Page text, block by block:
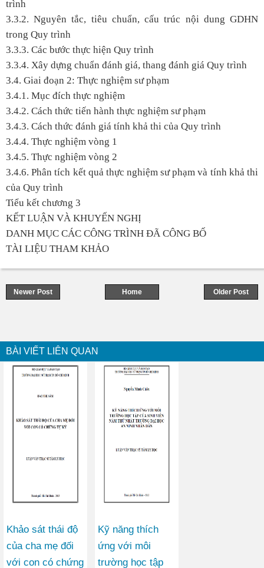
trình
3.3.2. Nguyên tắc, tiêu chuẩn, cấu trúc nội dung GDHN
trong Quy trình
3.3.3. Các bước thực hiện Quy trình
3.3.4. Xây dựng chuẩn đánh giá, thang đánh giá Quy trình
3.4. Giai đoạn 2: Thực nghiệm sư phạm
3.4.1. Mục đích thực nghiệm
3.4.2. Cách thức tiến hành thực nghiệm sư phạm
3.4.3. Cách thức đánh giá tính khả thi của Quy trình
3.4.4. Thực nghiệm vòng 1
3.4.5. Thực nghiệm vòng 2
3.4.6. Phân tích kết quả thực nghiệm sư phạm và tính khả thi
của Quy trình
Tiểu kết chương 3
KẾT LUẬN VÀ KHUYẾN NGHỊ
DANH MỤC CÁC CÔNG TRÌNH ĐÃ CÔNG BỐ
TÀI LIỆU THAM KHẢO
Newer Post Older Post
Home
BÀI VIẾT LIÊN QUAN
Khảo sát thái độ
của cha mẹ đối
với con có chứng
Kỹ năng thích
ứng với môi
trường học tập